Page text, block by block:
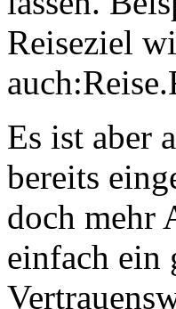
Reiseziel
Es ist aber
bereits
doch mehr
einfach ein